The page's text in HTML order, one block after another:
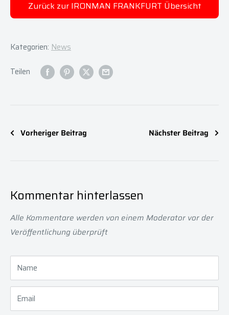
Zurück zur IRONMAN FRANKFURT Übersicht
Kategorien: News
Teilen
Vorheriger Beitrag Nächster Beitrag
Kommentar hinterlassen
Alle Kommentare werden von einem Moderator vor der
Veröffentlichung überprüft
Name
Email